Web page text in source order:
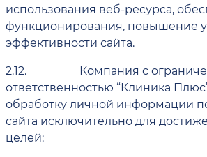
использования веб-ресурса,
функционирования, повышение
эффективности сайта.
2.12.
Компания с
ответственностью “Клиника
обработку личной информации
сайта исключительно для
целей: